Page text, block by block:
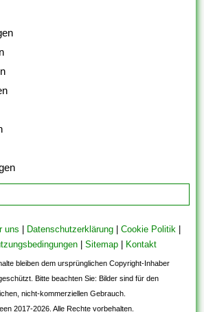
uns Datenschutzerklärung| Cookie Politik|
| Sitemap| Kontakt
bleiben dem ursprünglichen Copyright-Inhaber
Bitte beachten Sie: Bilder sind für den
nicht-kommerziellen Gebrauch.
2017-2026. Alle Rechte vorbehalten.